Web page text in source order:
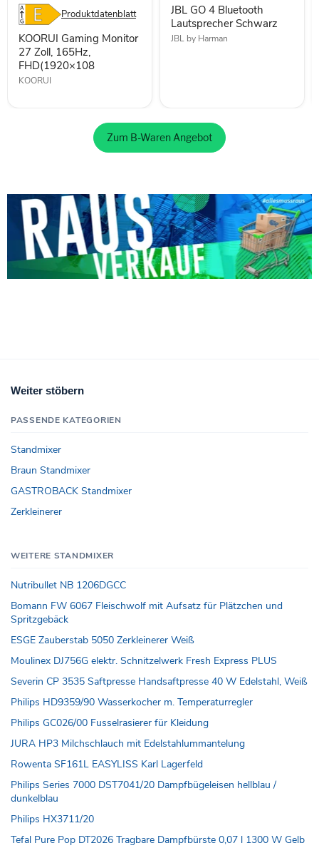
FHD(1920×108Produktdatenblatt
KOORUI Gaming Monitor
27 Zoll, 165Hz,
FHD(1920×108
KOORUI
JBL GO 4 Bluetooth
Lautsprecher Schwarz
JBL by Harman
Zum B-Waren Angebot
Weiter stöbern
PASSENDE KATEGORIEN
Standmixer
Braun Standmixer
GASTROBACK Standmixer
Zerkleinerer
WEITERE STANDMIXER
Nutribullet NB 1206DGCC
Bomann FW 6067 Fleischwolf mit Aufsatz für Plätzchen und
Spritzgebäck
ESGE Zauberstab 5050 Zerkleinerer Weiß
Moulinex DJ756G elektr. Schnitzelwerk Fresh Express PLUS
Severin CP 3535 Saftpresse Handsaftpresse 40 W Edelstahl, Weiß
Philips HD9359/90 Wasserkocher m. Temperaturregler
Philips GC026/00 Fusselrasierer für Kleidung
JURA HP3 Milchschlauch mit Edelstahlummantelung
Rowenta SF161L EASYLISS Karl Lagerfeld
Philips Series 7000 DST7041/20 Dampfbügeleisen hellblau /
dunkelblau
Philips HX3711/20
Tefal Pure Pop DT2026 Tragbare Dampfbürste 0,07 l 1300 W Gelb